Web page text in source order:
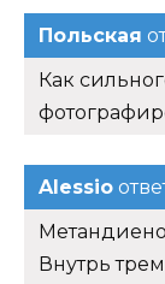
Польская
Как
Alessio
Внутрь